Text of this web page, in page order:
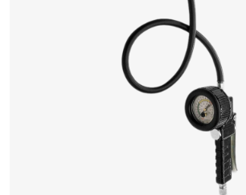
UTGÅENDE PRODUKTER